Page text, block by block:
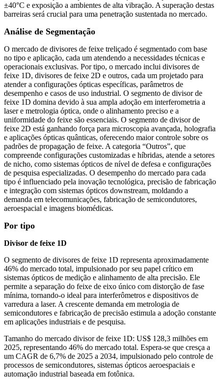
±40°C e exposição a ambientes de alta vibração. A superação destas
barreiras será crucial para uma penetração sustentada no mercado.
Análise de Segmentação
O mercado de divisores de feixe treliçado é segmentado com base
no tipo e aplicação, cada um atendendo a necessidades técnicas e
operacionais exclusivas. Por tipo, o mercado inclui divisores de
feixe 1D, divisores de feixe 2D e outros, cada um projetado para
atender a configurações ópticas específicas, parâmetros de
desempenho e casos de uso industrial. O segmento de divisor de
feixe 1D domina devido à sua ampla adoção em interferometria a
laser e metrologia óptica, onde o alinhamento preciso e a
uniformidade do feixe são essenciais. O segmento de divisor de
feixe 2D está ganhando força para microscopia avançada, holografia
e aplicações ópticas quânticas, oferecendo maior controle sobre os
padrões de propagação de feixe. A categoria “Outros”, que
compreende configurações customizadas e híbridas, atende a setores
de nicho, como sistemas ópticos de nível de defesa e configurações
de pesquisa especializadas. O desempenho do mercado para cada
tipo é influenciado pela inovação tecnológica, precisão de fabricação
e integração com sistemas ópticos downstream, moldando a
demanda em telecomunicações, fabricação de semicondutores,
aeroespacial e imagens biomédicas.
Por tipo
Divisor de feixe 1D
O segmento de divisores de feixe 1D representa aproximadamente
46% do mercado total, impulsionado por seu papel crítico em
sistemas ópticos de medição e alinhamento de alta precisão. Ele
permite a separação do feixe de eixo único com distorção de fase
mínima, tornando-o ideal para interferômetros e dispositivos de
varredura a laser. A crescente demanda em metrologia de
semicondutores e fabricação de precisão estimula a adoção constante
em aplicações industriais e de pesquisa.
Tamanho do mercado divisor de feixe 1D: US$ 128,3 milhões em
2025, representando 46% do mercado total. Espera-se que cresça a
um CAGR de 6,7% de 2025 a 2034, impulsionado pelo controle de
processos de semicondutores, sistemas ópticos aeroespaciais e
automação industrial baseada em fotônica.